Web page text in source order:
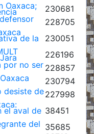
Oaxaca;
230681
228705
de la
230051
226196
por no ser 228857
230794
desiste de227998
el aval de 38451
del 35685